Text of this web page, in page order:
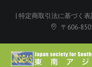
| 特定商取引法に基づく表
〒606-